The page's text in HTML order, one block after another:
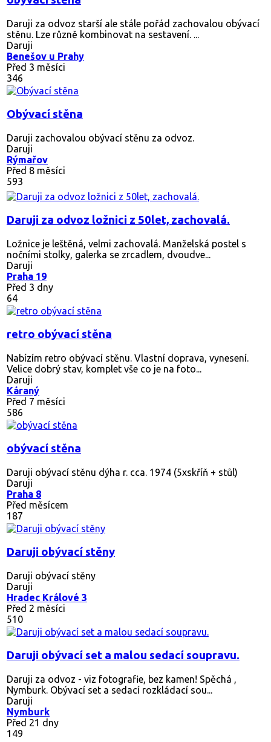
Daruji za odvoz starší ale stále pořád zachovalou obývací
stěnu. Lze různě kombinovat na sestavení. ...
Daruji
Benešov u Prahy
Před 3 měsíci
346
Obývací stěna
Daruji zachovalou obývací stěnu za odvoz.
Daruji
Rýmařov
Před 8 měsíci
593
Daruji za odvoz ložnici z 50let, zachovalá.
Ložnice je leštěná, velmi zachovalá. Manželská postel s
nočními stolky, galerka se zrcadlem, dvoudve...
Daruji
Praha 19
Před 3 dny
64
retro obývací stěna
Nabízím retro obývací stěnu. Vlastní doprava, vynesení.
Velice dobrý stav, komplet vše co je na foto...
Daruji
Káraný
Před 7 měsíci
586
obývací stěna
Daruji obývací stěnu dýha r. cca. 1974 (5xskříň + stůl)
Daruji
Praha 8
Před měsícem
187
Daruji obývací stěny
Daruji obývací stěny
Daruji
Hradec Králové 3
Před 2 měsíci
510
Daruji obývací set a malou sedací soupravu.
Daruji za odvoz - viz fotografie, bez kamen! Spěchá ,
Nymburk. Obývací set a sedací rozkládací sou...
Daruji
Nymburk
Před 21 dny
149